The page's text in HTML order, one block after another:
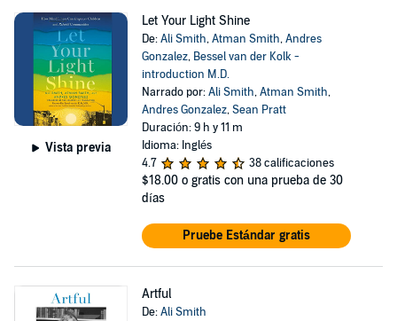
Vista previa
Let Your Light Shine
De:Ali Smith,Atman Smith,Andres
Gonzalez, Bessel van der Kolk -
introduction M.D.
Narrado por:Ali Smith,Atman Smith,
Andres Gonzalez,Sean Pratt
Duración: 9 h y 11 m
Idioma: Inglés
4.7
38 calificaciones
$18.00 o gratis con una prueba de 30
días
Pruebe Estándar gratis
Artful
De:Ali Smith